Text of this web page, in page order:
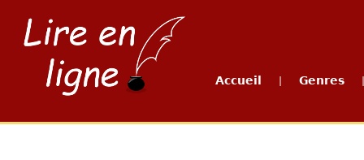
Accueil Genres